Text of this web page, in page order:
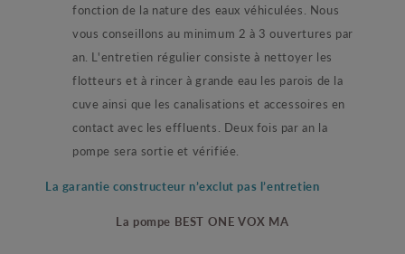
fonction de la nature des eaux véhiculées. Nous
vous conseillons au minimum 2 à 3 ouvertures par
an. L'entretien régulier consiste à nettoyer les
flotteurs et à rincer à grande eau les parois de la
cuve ainsi que les canalisations et accessoires en
contact avec les effluents. Deux fois par an la
pompe sera sortie et vérifiée.
La garantie constructeur n’exclut pas l’entretien
La pompe BEST ONE VOX MA